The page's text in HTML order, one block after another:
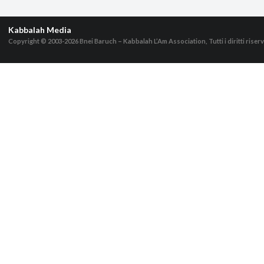
Kabbalah Media
Copyright © 2003-2026Bnei Baruch – Kabbalah L’Am Association, Tutti i diritti